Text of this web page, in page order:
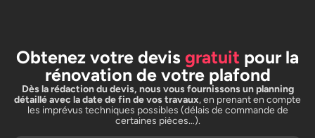
Obtenez votre devis gratuit pour la
rénovation de votre plafond
Dès la rédaction du devis, nous vous fournissons un planning
détaillé avec la date de fin de vos travaux, en prenant en compte
les imprévus techniques possibles (délais de commande de
certaines pièces…).